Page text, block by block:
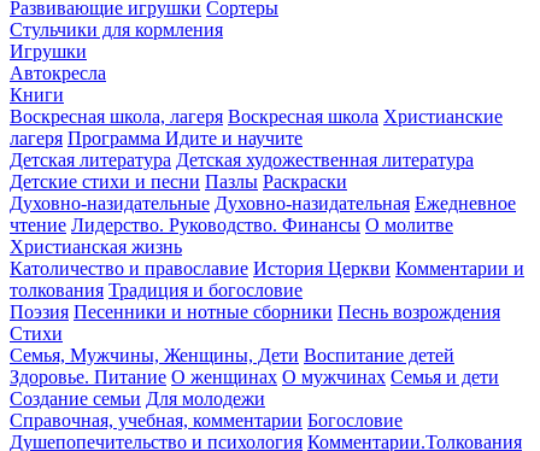
Развивающие игрушки Сортеры
Стульчики для кормления
Игрушки
Автокресла
Книги
Воскресная школа, лагеря Воскресная школа Христианские
лагеря Программа Идите и научите
Детская литература Детская художественная литература
Детские стихи и песни Пазлы Раскраски
Духовно-назидательные Духовно-назидательная Ежедневное
чтение Лидерство. Руководство. Финансы О молитве
Христианская жизнь
Католичество и православие История Церкви Комментарии и
толкования Традиция и богословие
Поэзия Песенники и нотные сборники Песнь возрождения
Стихи
Семья, Мужчины, Женщины, Дети Воспитание детей
Здоровье. Питание О женщинах О мужчинах Семья и дети
Создание семьи Для молодежи
Справочная, учебная, комментарии Богословие
Душепопечительство и психология Комментарии.Толкования